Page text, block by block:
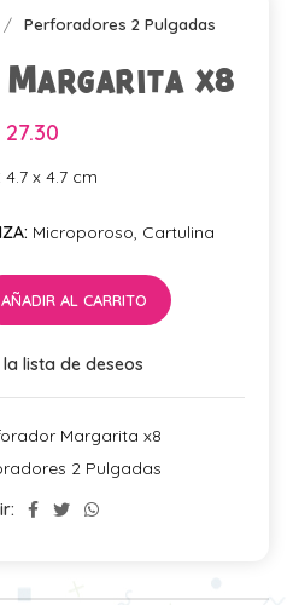
Perforadores 2 Pulgadas
x8
27.30
4.7 x 4.7 cm
Microporoso, Cartulina
AÑADIR AL CARRITO
lista de deseos
Margarita x8
2 Pulgadas